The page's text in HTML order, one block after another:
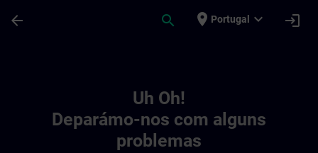
arrow_back search place Portugal expand_more login
Uh Oh!
Deparámo-nos com alguns
problemas